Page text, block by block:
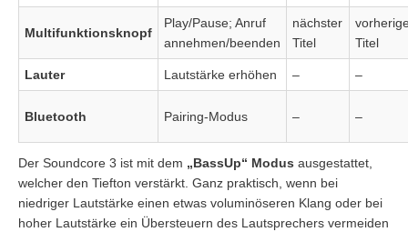
Multifunktionsknopf
Play/Pause; Anruf
annehmen/beenden
nächster
Titel
Titel
Lauter Lautstärke erhöhen – –
Bluetooth Pairing-Modus – –
Der Soundcore 3 ist mit dem „BassUp“ Modus ausgestattet,
welcher den Tiefton verstärkt. Ganz praktisch, wenn bei
niedriger Lautstärke einen etwas voluminöseren Klang oder bei
hoher Lautstärke ein Übersteuern des Lautsprechers vermeiden